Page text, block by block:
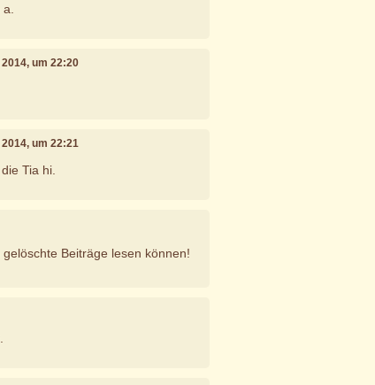
um 22:20
um 22:21
Tia hi.
Beiträge lesen können!